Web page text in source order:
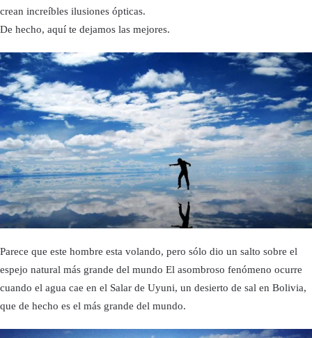
crean increíbles ilusiones ópticas.
De hecho, aquí te dejamos las mejores.
Parece que este hombre esta volando, pero sólo dio un salto sobre el
espejo natural más grande del mundo El asombroso fenómeno ocurre
cuando el agua cae en el Salar de Uyuni, un desierto de sal en Bolivia,
que de hecho es el más grande del mundo.